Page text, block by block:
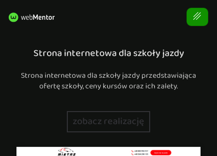
Strona internetowa dla szkoły jazdy
Strona internetowa dla szkoły jazdy przedstawiająca
ofertę szkoły, ceny kursów oraz ich zalety.
zobacz realizację